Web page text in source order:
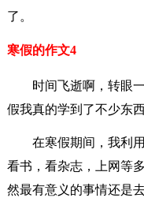
了。
寒假的作文4
时间飞逝啊，转眼
假我真的学到了不少东西
在寒假期间，我利
看书，看杂志，上网等
然最有意义的事情还是